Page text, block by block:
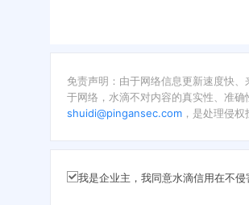
免责声明：由于网络信息更新速度快
于网络，水滴不对内容的真实性、准
shuidi@pingansec.com ，是处理侵
我是企业主，我同意水滴信用在不侵